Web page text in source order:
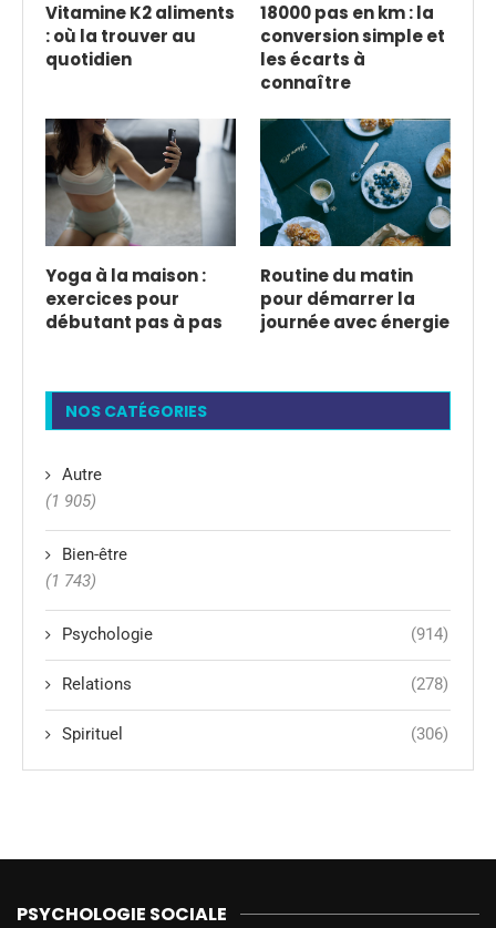
Vitamine K2 aliments
: où la trouver au
quotidien
18000 pas en km : la
conversion simple et
les écarts à
connaître
Yoga à la maison :
exercices pour
débutant pas à pas
Routine du matin
pour démarrer la
journée avec énergie
NOS CATÉGORIES
Autre
(1 905)
Bien-être
(1 743)
Psychologie (914)
Relations (278)
Spirituel (306)
PSYCHOLOGIE SOCIALE